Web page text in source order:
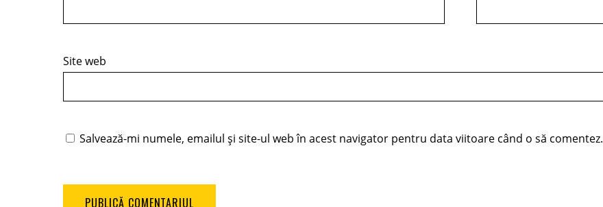
Site web
Salvează-mi numele, emailul și site-ul web în acest navigator pentru data viitoare când o să comentez.